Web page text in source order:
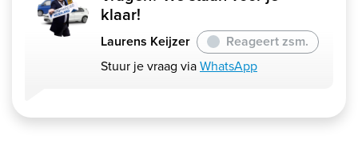
klaar!
Laurens Keijzer
Reageert zsm.
Stuur je vraag viaWhatsApp